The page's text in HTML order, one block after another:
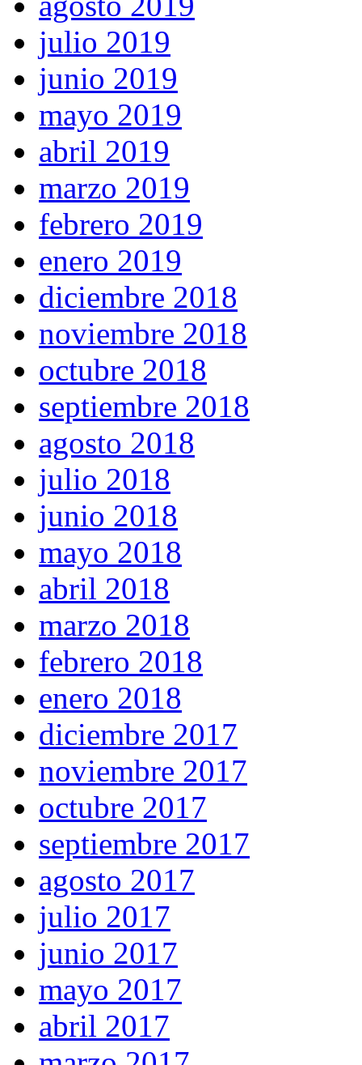
julio 2019
junio 2019
mayo 2019
abril 2019
marzo 2019
febrero 2019
enero 2019
diciembre 2018
noviembre 2018
octubre 2018
septiembre 2018
agosto 2018
julio 2018
junio 2018
mayo 2018
abril 2018
marzo 2018
febrero 2018
enero 2018
diciembre 2017
noviembre 2017
octubre 2017
septiembre 2017
agosto 2017
julio 2017
junio 2017
mayo 2017
abril 2017